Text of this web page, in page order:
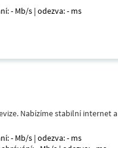
- Mb/s | odezva: - ms
Nabízíme stabilní
- Mb/s | odezva: - ms